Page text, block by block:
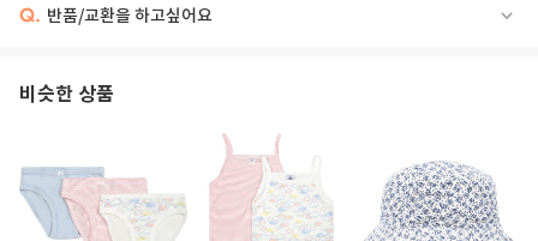
Q. 반품/교환을 하고싶어요
비슷한 상품